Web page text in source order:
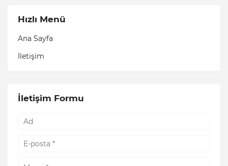
Hızlı Menü
Ana Sayfa
İletişim
İletişim Formu